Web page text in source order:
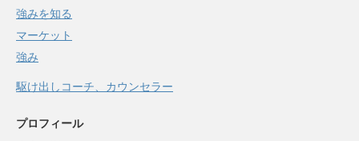
強みを知る
マーケット
強み
駆け出しコーチ、カウンセラー
プロフィール